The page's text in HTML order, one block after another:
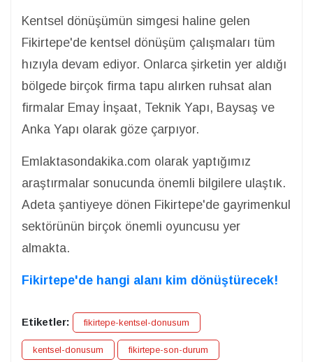
Kentsel dönüşümün simgesi haline gelen
Fikirtepe'de kentsel dönüşüm çalışmaları tüm
hızıyla devam ediyor. Onlarca şirketin yer aldığı
bölgede birçok firma tapu alırken ruhsat alan
firmalar Emay İnşaat, Teknik Yapı, Baysaş ve
Anka Yapı olarak göze çarpıyor.
Emlaktasondakika.com olarak yaptığımız
araştırmalar sonucunda önemli bilgilere ulaştık.
Adeta şantiyeye dönen Fikirtepe'de gayrimenkul
sektörünün birçok önemli oyuncusu yer
almakta.
Fikirtepe'de hangi alanı kim dönüştürecek!
Etiketler: fikirtepe-kentsel-donusum
kentsel-donusum fikirtepe-son-durum